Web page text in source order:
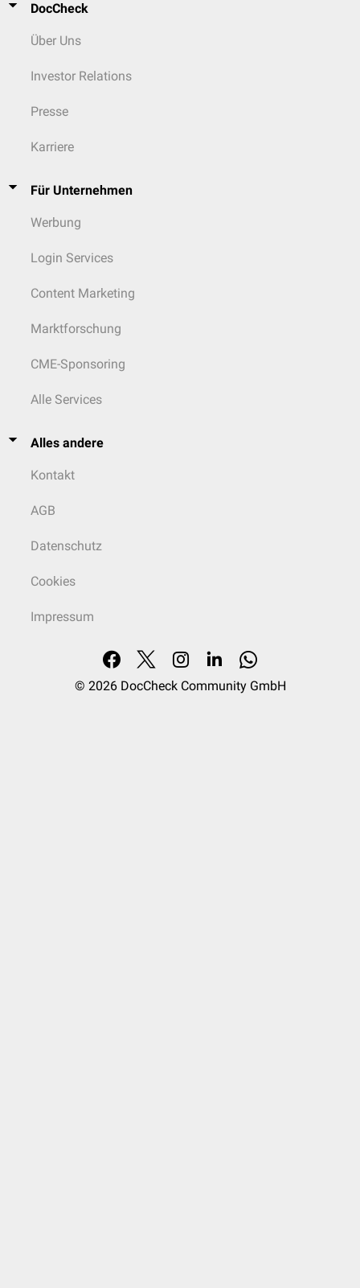
DocCheck
Über Uns
Investor Relations
Presse
Karriere
Für Unternehmen
Werbung
Login Services
Content Marketing
Marktforschung
CME-Sponsoring
Alle Services
Alles andere
Kontakt
AGB
Datenschutz
Cookies
Impressum
© 2026 DocCheck Community GmbH